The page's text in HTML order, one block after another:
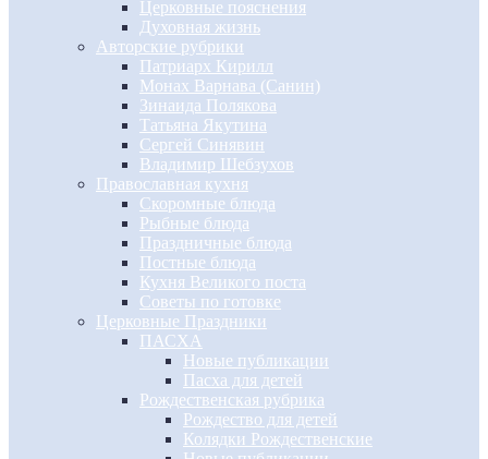
Церковные пояснения
Духовная жизнь
Авторские рубрики
Патриарх Кирилл
Монах Варнава (Санин)
Зинаида Полякова
Татьяна Якутина
Сергей Синявин
Владимир Шебзухов
Православная кухня
Скоромные блюда
Рыбные блюда
Праздничные блюда
Постные блюда
Кухня Великого поста
Советы по готовке
Церковные Праздники
ПАСХА
Новые публикации
Пасха для детей
Рождественская рубрика
Рождество для детей
Колядки Рождественские